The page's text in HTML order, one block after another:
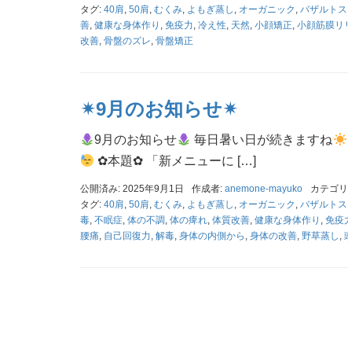
タグ: 40肩, 50肩, むくみ, よもぎ蒸し , オーガニック , バザルト
善, 健康な身体作り , 免疫力, 冷え性, 天然, 小顔矯正, 小顔筋膜リ
改善, 骨盤のズレ, 骨盤矯正
✴︎9月のお知らせ✴︎
9月のお知らせ 毎日暑い日が続きますね
︎✿本題︎✿ 「新メニューに […]
公開済み: 2025年9月1日 作成者: anemone-mayuko カテゴ
タグ: 40肩 50肩 むくみ よもぎ蒸し オーガニック バザルト
毒 不眠症 体の不調 体の痺れ 体質改善 健康な身体作り 免疫
腰痛 自己回復力 解毒 身体の内側から 身体の改善 野草蒸し